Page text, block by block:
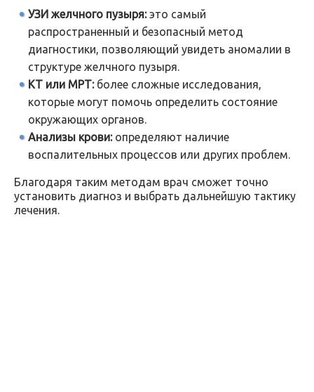
УЗИ желчного пузыря:это самый
распространенный и безопасный метод
диагностики, позволяющий увидеть аномалии в
структуре желчного пузыря.
КТ или МРТ:более сложные исследования,
которые могут помочь определить состояние
окружающих органов.
Анализы крови:определяют наличие
воспалительных процессов или других проблем.
Благодаря таким методам врач сможет точно
установить диагноз и выбрать дальнейшую тактику
лечения.